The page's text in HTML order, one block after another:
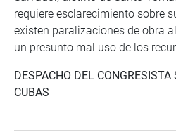
requiere esclarecimiento sobre
existen paralizaciones de obra
un presunto mal uso de los
DESPACHO DEL
CUBAS